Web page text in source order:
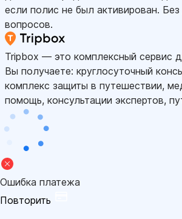
если полис не был активирован.
вопросов.
Tripbox — это комплексный сервис
Вы получаете: круглосуточный
комплекс защиты в путешествии,
помощь, консультации экспертов,
Ошибка платежа
Повторить